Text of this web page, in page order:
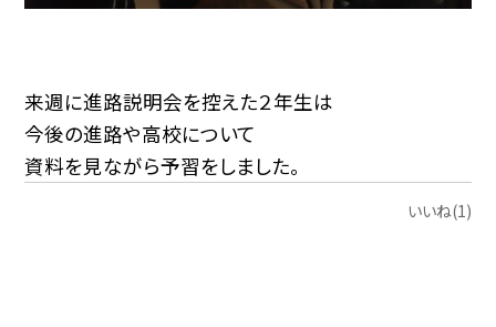
来週に進路説明会を控えた２年生は
今後の進路や高校について
資料を見ながら予習をしました。
いいね(1)